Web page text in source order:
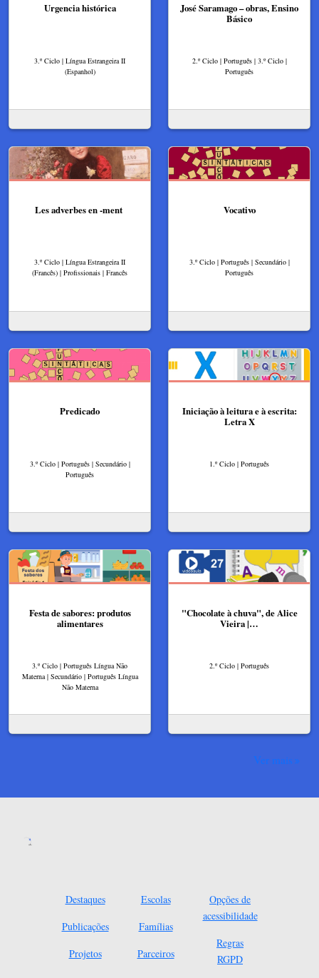
Urgencia histórica
3.º Ciclo | Língua Estrangeira II
(Espanhol)
José Saramago – obras, Ensino
Básico
2.º Ciclo | Português | 3.º Ciclo |
Português
Les adverbes en -ment
3.º Ciclo | Língua Estrangeira II
(Francês) | Profissionais | Francês
Vocativo
3.º Ciclo | Português | Secundário |
Português
Predicado
3.º Ciclo | Português | Secundário |
Português
Iniciação à leitura e à escrita:
Letra X
1.º Ciclo | Português
Festa de sabores: produtos
alimentares
3.º Ciclo | Português Língua Não
Materna | Secundário | Português Língua
Não Materna
"Chocolate à chuva", de Alice
Vieira |…
2.º Ciclo | Português
Ver mais
Destaques
Publicações
Projetos
Escolas
Famílias
Parceiros
Opções de
acessibilidade
Regras
RGPD